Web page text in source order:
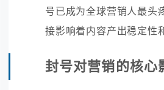
号已成为全球营销人最头
接影响着内容产出稳定性
封号对营销的核心